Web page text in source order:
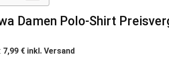
Damen Polo-Shirt
7,99 € inkl. Versand